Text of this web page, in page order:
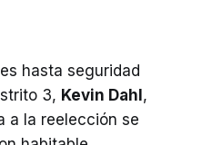
hasta seguridad
3, Kevin Dahl,
a la reelección se